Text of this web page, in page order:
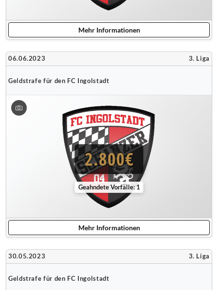
Mehr Informationen
06.06.2023 3. Liga
Geldstrafe für den FC Ingolstadt
2.800€
Geahndete Vorfälle: 1
Mehr Informationen
30.05.2023 3. Liga
Geldstrafe für den FC Ingolstadt